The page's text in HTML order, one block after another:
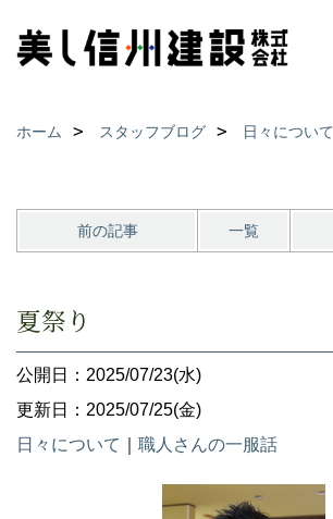
ホーム スタッフブログ 日々について
前の記事 一覧
夏祭り
公開日：2025/07/23(水)
更新日：2025/07/25(金)
日々について
職人さんの一服話